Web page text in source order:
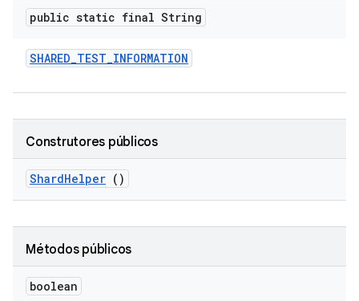
public static final String
SHARED_TEST_INFORMATION
Construtores públicos
ShardHelper ()
Métodos públicos
boolean